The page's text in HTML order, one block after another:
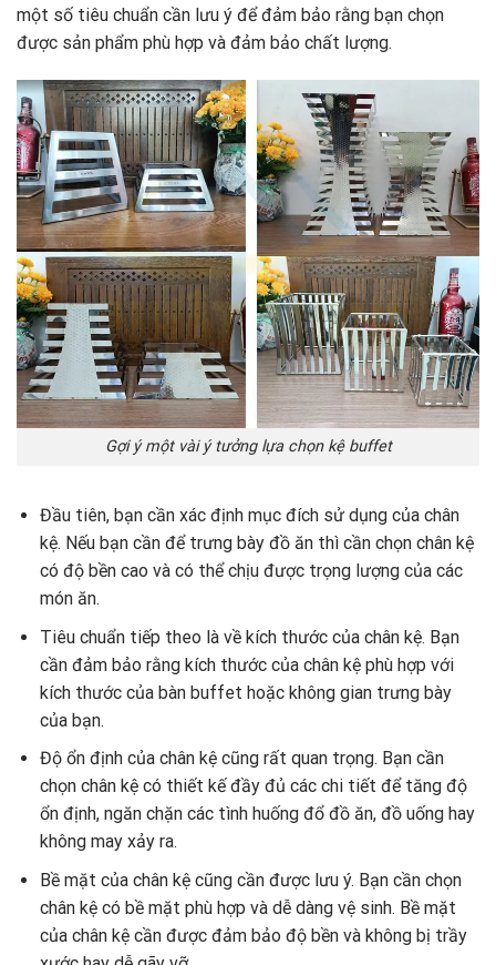
một số tiêu chuẩn cần lưu ý để đảm bảo rằng bạn chọn
được sản phẩm phù hợp và đảm bảo chất lượng.
Gợi ý một vài ý tưởng lựa chọn kệ buffet
Đầu tiên, bạn cần xác định mục đích sử dụng của chân
kệ. Nếu bạn cần để trưng bày đồ ăn thì cần chọn chân kệ
có độ bền cao và có thể chịu được trọng lượng của các
món ăn.
Tiêu chuẩn tiếp theo là về kích thước của chân kệ. Bạn
cần đảm bảo rằng kích thước của chân kệ phù hợp với
kích thước của bàn buffet hoặc không gian trưng bày
của bạn.
Độ ổn định của chân kệ cũng rất quan trọng. Bạn cần
chọn chân kệ có thiết kế đầy đủ các chi tiết để tăng độ
ổn định, ngăn chặn các tình huống đổ đồ ăn, đồ uống hay
không may xảy ra.
Bề mặt của chân kệ cũng cần được lưu ý. Bạn cần chọn
chân kệ có bề mặt phù hợp và dễ dàng vệ sinh. Bề mặt
của chân kệ cần được đảm bảo độ bền và không bị trầy